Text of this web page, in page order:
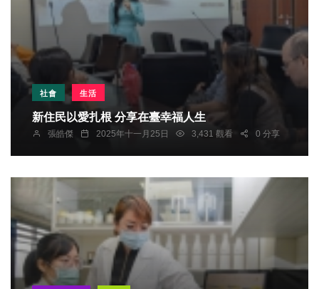
社會 生活
新住民以愛扎根 分享在臺幸福人生
張皓傑 2025年十一月25日 3,431 觀看 0 分享